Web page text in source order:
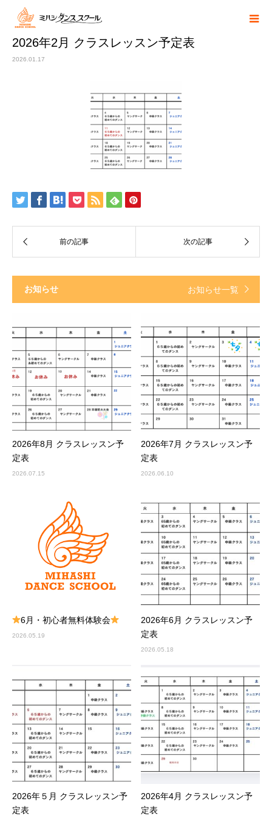
2026年2月 クラスレッスン予定表
2026.01.17
お知らせ お知らせ一覧
2026年8月 クラスレッスン予
定表
2026.07.15
2026年7月 クラスレッスン予
定表
2026.06.10
6月・初心者無料体験会
2026.05.19
2026年6月 クラスレッスン予
定表
2026.05.18
2026年５月 クラスレッスン予
定表
2026年4月 クラスレッスン予
定表